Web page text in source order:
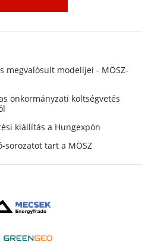
megvalósult modelljei - MÖSZ-
önkormányzati költségvetés
kiállítás a Hungexpón
sorozatot tart a MÖSZ